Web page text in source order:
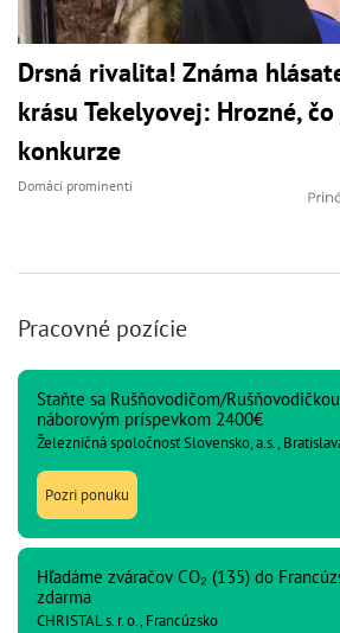
Drsná rivalita! Známa
krásu Tekelyovej: Hrozné,
konkurze
Domáci prominenti
Pracovné pozície
Staňte sa Rušňovodičom/
náborovým príspevkom 2400€
Železničná spoločnosť Slovensko, a.s.,
Pozri ponuku
Hľadáme zváračov CO₂ (135) do
zdarma
CHRISTAL s. r. o., Francúzsko